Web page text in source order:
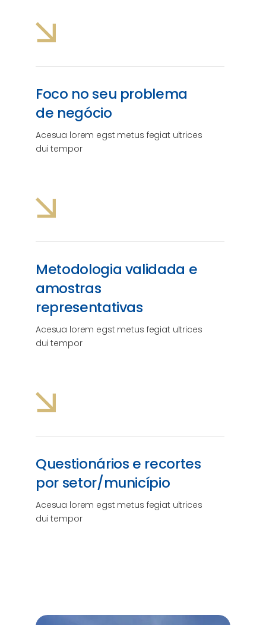
Foco no seu problema
de negócio
Acesua lorem egst metus fegiat ultrices
dui tempor
Metodologia validada e
amostras
representativas
Acesua lorem egst metus fegiat ultrices
dui tempor
Questionários e recortes
por setor/município
Acesua lorem egst metus fegiat ultrices
dui tempor